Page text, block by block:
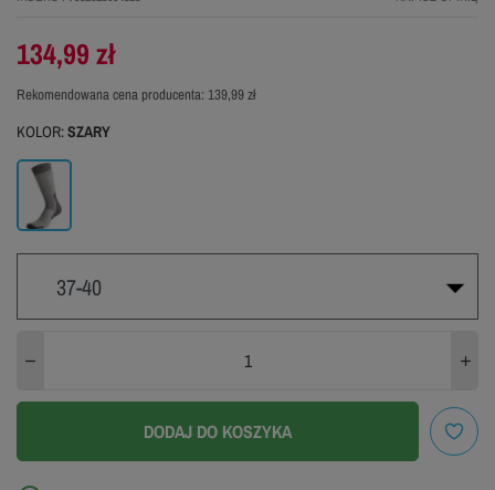
Rekomendowana cena producenta: 139,99 zł
134,99 zł
KOLOR:SZARY
Szary
37-40
41-44
DODAJ DO KOSZYKA